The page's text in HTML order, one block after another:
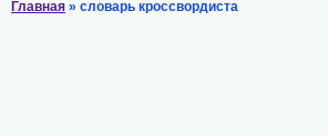
Главная » словарь кроссвордиста